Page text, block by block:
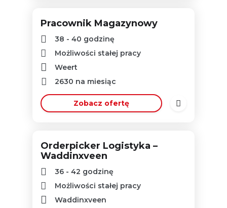
Pracownik Magazynowy
38 - 40 godzinę
Możliwości stałej pracy
Weert
2630 na miesiąc
Zobacz ofertę
Orderpicker Logistyka –
Waddinxveen
36 - 42 godzinę
Możliwości stałej pracy
Waddinxveen